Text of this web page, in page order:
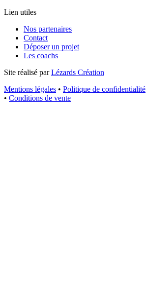
Lien utiles
Nos partenaires
Contact
Déposer un projet
Les coachs
Site réalisé parLézards Création
Mentions légales • Politique de confidentialité
• Conditions de vente